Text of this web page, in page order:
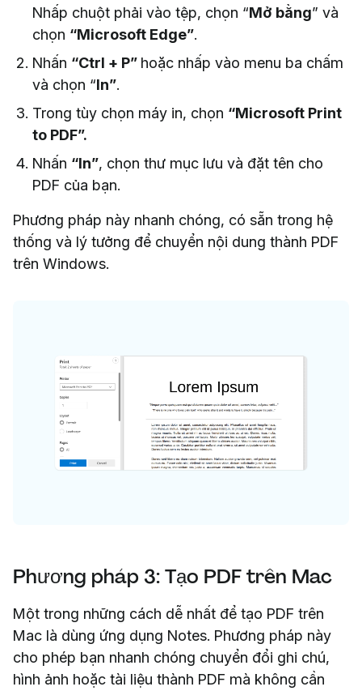
Nhấp chuột phải vào tệp, chọn “Mở bằng” và
chọn “Microsoft Edge”.
Nhấn “Ctrl + P” hoặc nhấp vào menu ba chấm
và chọn “In”.
Trong tùy chọn máy in, chọn “Microsoft Print
to PDF”.
Nhấn “In”, chọn thư mục lưu và đặt tên cho
PDF của bạn.
Phương pháp này nhanh chóng, có sẵn trong hệ
thống và lý tưởng để chuyển nội dung thành PDF
trên Windows.
Phương pháp 3: Tạo PDF trên Mac
Một trong những cách dễ nhất để tạo PDF trên
Mac là dùng ứng dụng Notes. Phương pháp này
cho phép bạn nhanh chóng chuyển đổi ghi chú,
hình ảnh hoặc tài liệu thành PDF mà không cần